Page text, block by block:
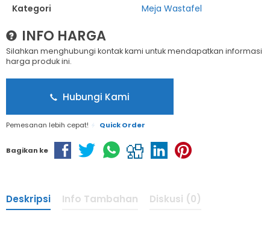
Kategori
Meja Wastafel
INFO HARGA
Silahkan menghubungi kontak kami untuk mendapatkan informasi
harga produk ini.
Hubungi Kami
Pemesanan lebih cepat! Quick Order
Bagikan ke
Deskripsi Info Tambahan Diskusi (0)